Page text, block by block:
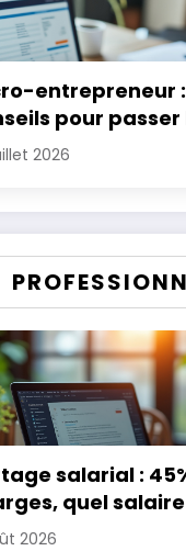
entrepreneur
pour
premières années
2026
salarial :
quel
un TJM de 500
2026